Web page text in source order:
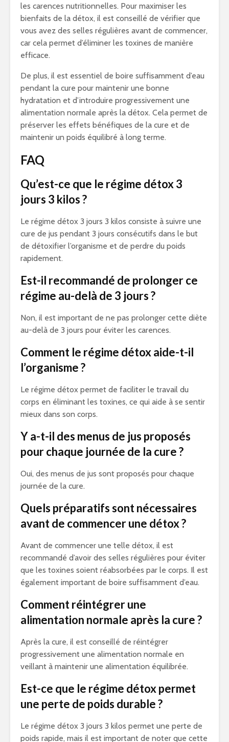
les carences nutritionnelles. Pour maximiser les
bienfaits de la détox, il est conseillé de vérifier que
vous avez des selles régulières avant de commencer,
car cela permet d’éliminer les toxines de manière
efficace.
De plus, il est essentiel de boire suffisamment d’eau
pendant la cure pour maintenir une bonne
hydratation et d’introduire progressivement une
alimentation normale après la détox. Cela permet de
préserver les effets bénéfiques de la cure et de
maintenir un poids équilibré à long terme.
FAQ
Qu’est-ce que le régime détox 3
jours 3 kilos ?
Le régime détox 3 jours 3 kilos consiste à suivre une
cure de jus pendant 3 jours consécutifs dans le but
de détoxifier l’organisme et de perdre du poids
rapidement.
Est-il recommandé de prolonger ce
régime au-delà de 3 jours ?
Non, il est important de ne pas prolonger cette diète
au-delà de 3 jours pour éviter les carences.
Comment le régime détox aide-t-il
l’organisme ?
Le régime détox permet de faciliter le travail du
corps en éliminant les toxines, ce qui aide à se sentir
mieux dans son corps.
Y a-t-il des menus de jus proposés
pour chaque journée de la cure ?
Oui, des menus de jus sont proposés pour chaque
journée de la cure.
Quels préparatifs sont nécessaires
avant de commencer une détox ?
Avant de commencer une telle détox, il est
recommandé d’avoir des selles régulières pour éviter
que les toxines soient réabsorbées par le corps. Il est
également important de boire suffisamment d’eau.
Comment réintégrer une
alimentation normale après la cure ?
Après la cure, il est conseillé de réintégrer
progressivement une alimentation normale en
veillant à maintenir une alimentation équilibrée.
Est-ce que le régime détox permet
une perte de poids durable ?
Le régime détox 3 jours 3 kilos permet une perte de
poids rapide, mais il est important de noter que cette